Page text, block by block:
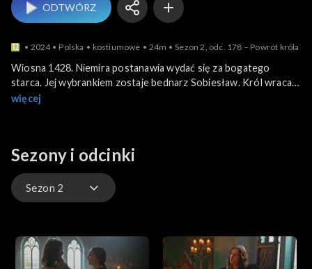
ODTWÓRZ
2024 Polska kostiumowe 24m Sezon 2, odc. 178 – Powrót króla
Wiosna 1428. Niemira postanawia wydać się za bogatego
starca. Jej wybrankiem zostaje bednarz Sobiesław. Król wraca
na Wawel. Jan z Czyżowa chce się wstawić za Hinczą, a Adam
z żoną. Czy mu się to uda?
więcej
Sezony i odcinki
Sezon 2
Sezon 1